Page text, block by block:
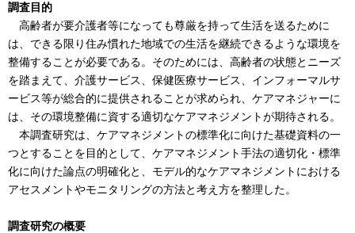
調査目的
高齢者が要介護者等になっても尊厳を持って生活を送るために
は、できる限り住み慣れた地域での生活を継続できるような環境を
整備することが必要である。そのためには、高齢者の状態とニーズ
を踏まえて、介護サービス、保健医療サービス、インフォーマルサ
ービス等が総合的に提供されることが求められ、ケアマネジャーに
は、その環境整備に資する適切なケアマネジメントが期待される。
本調査研究は、ケアマネジメントの標準化に向けた基礎資料の一
つとすることを目的として、ケアマネジメント手法の適切化・標準
化に向けた論点の明確化と、モデル的なケアマネジメントにおける
アセスメントやモニタリングの方法と考え方を整理した。
調査研究の概要